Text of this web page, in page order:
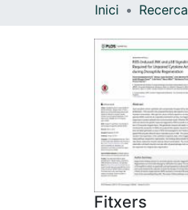
Inici Recerca
Fitxers